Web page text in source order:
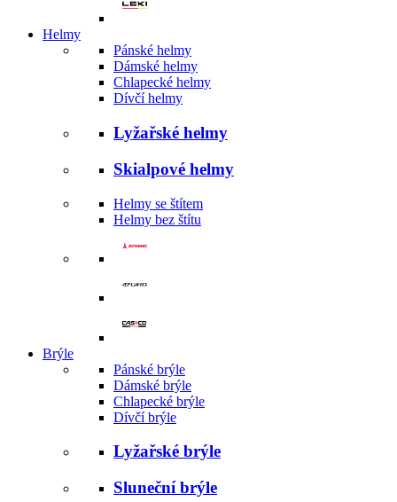
Helmy
Pánské helmy
Dámské helmy
Chlapecké helmy
Dívčí helmy
Lyžařské helmy
Skialpové helmy
Helmy se štítem
Helmy bez štítu
Brýle
Pánské brýle
Dámské brýle
Chlapecké brýle
Dívčí brýle
Lyžařské brýle
Sluneční brýle